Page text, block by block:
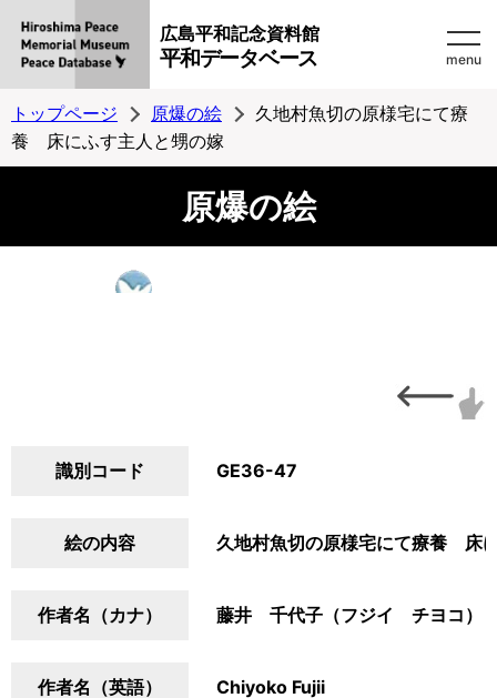
広島平和記念資料館
平和データベース menu
トップページ 原爆の絵
久地村魚切の原様宅にて療
養 床にふす主人と甥の嫁
原爆の絵
識別コード GE36-47
絵の内容 久地村魚切の原様宅にて療養 床
作者名（カナ） 藤井 千代子（フジイ チヨコ）
作者名（英語） Chiyoko Fujii